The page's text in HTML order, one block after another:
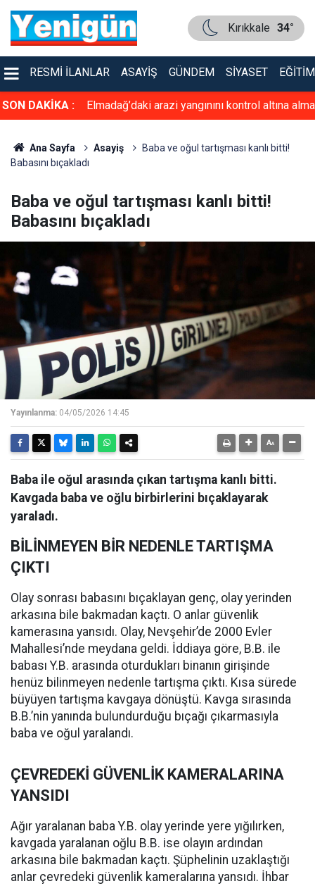
Kırıkkale 34°
RESMI İLANLAR ASAYIŞ GÜNDEM SIYASET EĞITIM
SON DAKİKA :
çarpıştı Elmadağ’daki arazi yangınını kontrol altına alma
Ana Sayfa Asayiş
Baba ve oğul tartışması kanlı bitti!
Babasını bıçakladı
Baba ve oğul tartışması kanlı bitti!
Babasını bıçakladı
Yayınlanma: 04/05/2026 14:45
Baba ile oğul arasında çıkan tartışma kanlı bitti.
Kavgada baba ve oğlu birbirlerini bıçaklayarak
yaraladı.
BİLİNMEYEN BİR NEDENLE TARTIŞMA
ÇIKTI
Olay sonrası babasını bıçaklayan genç, olay yerinden
arkasına bile bakmadan kaçtı. O anlar güvenlik
kamerasına yansıdı. Olay, Nevşehir’de 2000 Evler
Mahallesi’nde meydana geldi. İddiaya göre, B.B. ile
babası Y.B. arasında oturdukları binanın girişinde
henüz bilinmeyen nedenle tartışma çıktı. Kısa sürede
büyüyen tartışma kavgaya dönüştü. Kavga sırasında
B.B.’nin yanında bulundurduğu bıçağı çıkarmasıyla
baba ve oğul yaralandı.
ÇEVREDEKİ GÜVENLİK KAMERALARINA
YANSIDI
Ağır yaralanan baba Y.B. olay yerinde yere yığılırken,
kavgada yaralanan oğlu B.B. ise olayın ardından
arkasına bile bakmadan kaçtı. Şüphelinin uzaklaştığı
anlar çevredeki güvenlik kameralarına yansıdı. İhbar